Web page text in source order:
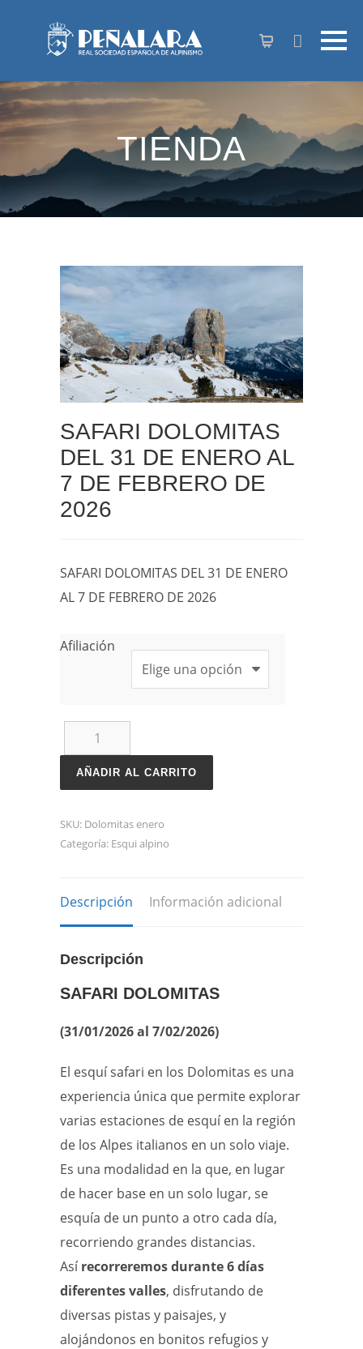
TIENDA
SAFARI DOLOMITAS
DEL 31 DE ENERO AL
7 DE FEBRERO DE
2026
SAFARI DOLOMITAS DEL 31 DE ENERO
AL 7 DE FEBRERO DE 2026
Afiliación
SAFARI
DOLOMITAS
31
DE
AL
FEBRERO
DE
cantidad
AÑADIR AL CARRITO
SKU: Dolomitas enero
Categoría: Esqui alpino
Descripción Información adicional
Descripción
SAFARI DOLOMITAS
(31/01/2026 al 7/02/2026)
El esquí safari en los Dolomitas es una
experiencia única que permite explorar
varias estaciones de esquí en la región
de los Alpes italianos en un solo viaje.
Es una modalidad en la que, en lugar
de hacer base en un solo lugar, se
esquía de un punto a otro cada día,
recorriendo grandes distancias.
Asírecorreremos durante 6 días
diferentes valles, disfrutando de
diversas pistas y paisajes, y
alojándonos en bonitos refugios y